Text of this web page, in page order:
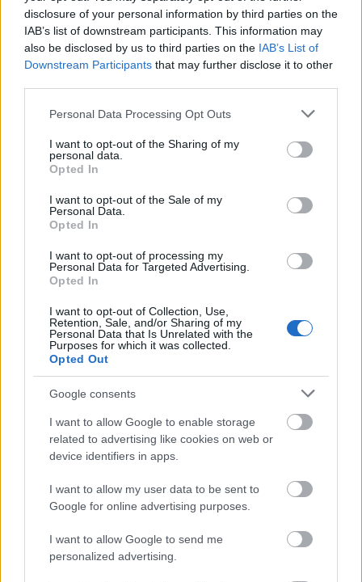
disclosure of your personal information by third parties on the
IAB’s list of downstream participants. This information may
also be disclosed by us to third parties on the IAB’s List of
Downstream Participants that may further disclose it to other
Please note that this website/app uses one or more Google
not limited to your visit or usage behaviour. You may click to
grant or deny consent to Google and its third-party tags to
use your data for below specified purposes in below Google
consent section.
Personal Data Processing Opt Outs
I want to opt-out of the Sharing of my
personal data.
Opted In
I want to opt-out of the Sale of my
Personal Data.
Opted In
I want to opt-out of processing my
Personal Data for Targeted Advertising.
Opted In
I want to opt-out of Collection, Use,
Retention, Sale, and/or Sharing of my
Personal Data that Is Unrelated with the
Purposes for which it was collected.
Opted Out
Google consents
I want to allow Google to enable storage
related to advertising like cookies on web or
device identifiers in apps.
I want to allow my user data to be sent to
Google for online advertising purposes.
I want to allow Google to send me
personalized advertising.
barátok is furcsán néznek rám néha. De én
ebből szeretnék majd megélni, így remélem, a
versenynek köszönhetően valóban meglesz a
kiugrási lehetőség, hogy a szenvedélyemnek
internetes fórumokat egyaránt ellepte.
A június 13-i londoni döntő az International
Music Show elnevezésű fesztivál keretében
lesz; a győztesek értékes hangszereket,
erősítőket, kiegészítőket nyernek.
„NEM TÖBB EZER EMBERRE UTAZUNK, HANEM
EGY VÁLOGATOTT TÁRSASÁGRA”